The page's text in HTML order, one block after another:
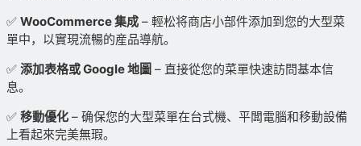
✅ WooCommerce 集成 – 輕松将商店小部件添加到您的大型菜
單中，以實現流暢的産品導航。
✅ 添加表格或 Google 地圖 – 直接從您的菜單快速訪問基本信
息。
✅ 移動優化 – 确保您的大型菜單在台式機、平闆電腦和移動設備
上看起來完美無瑕。